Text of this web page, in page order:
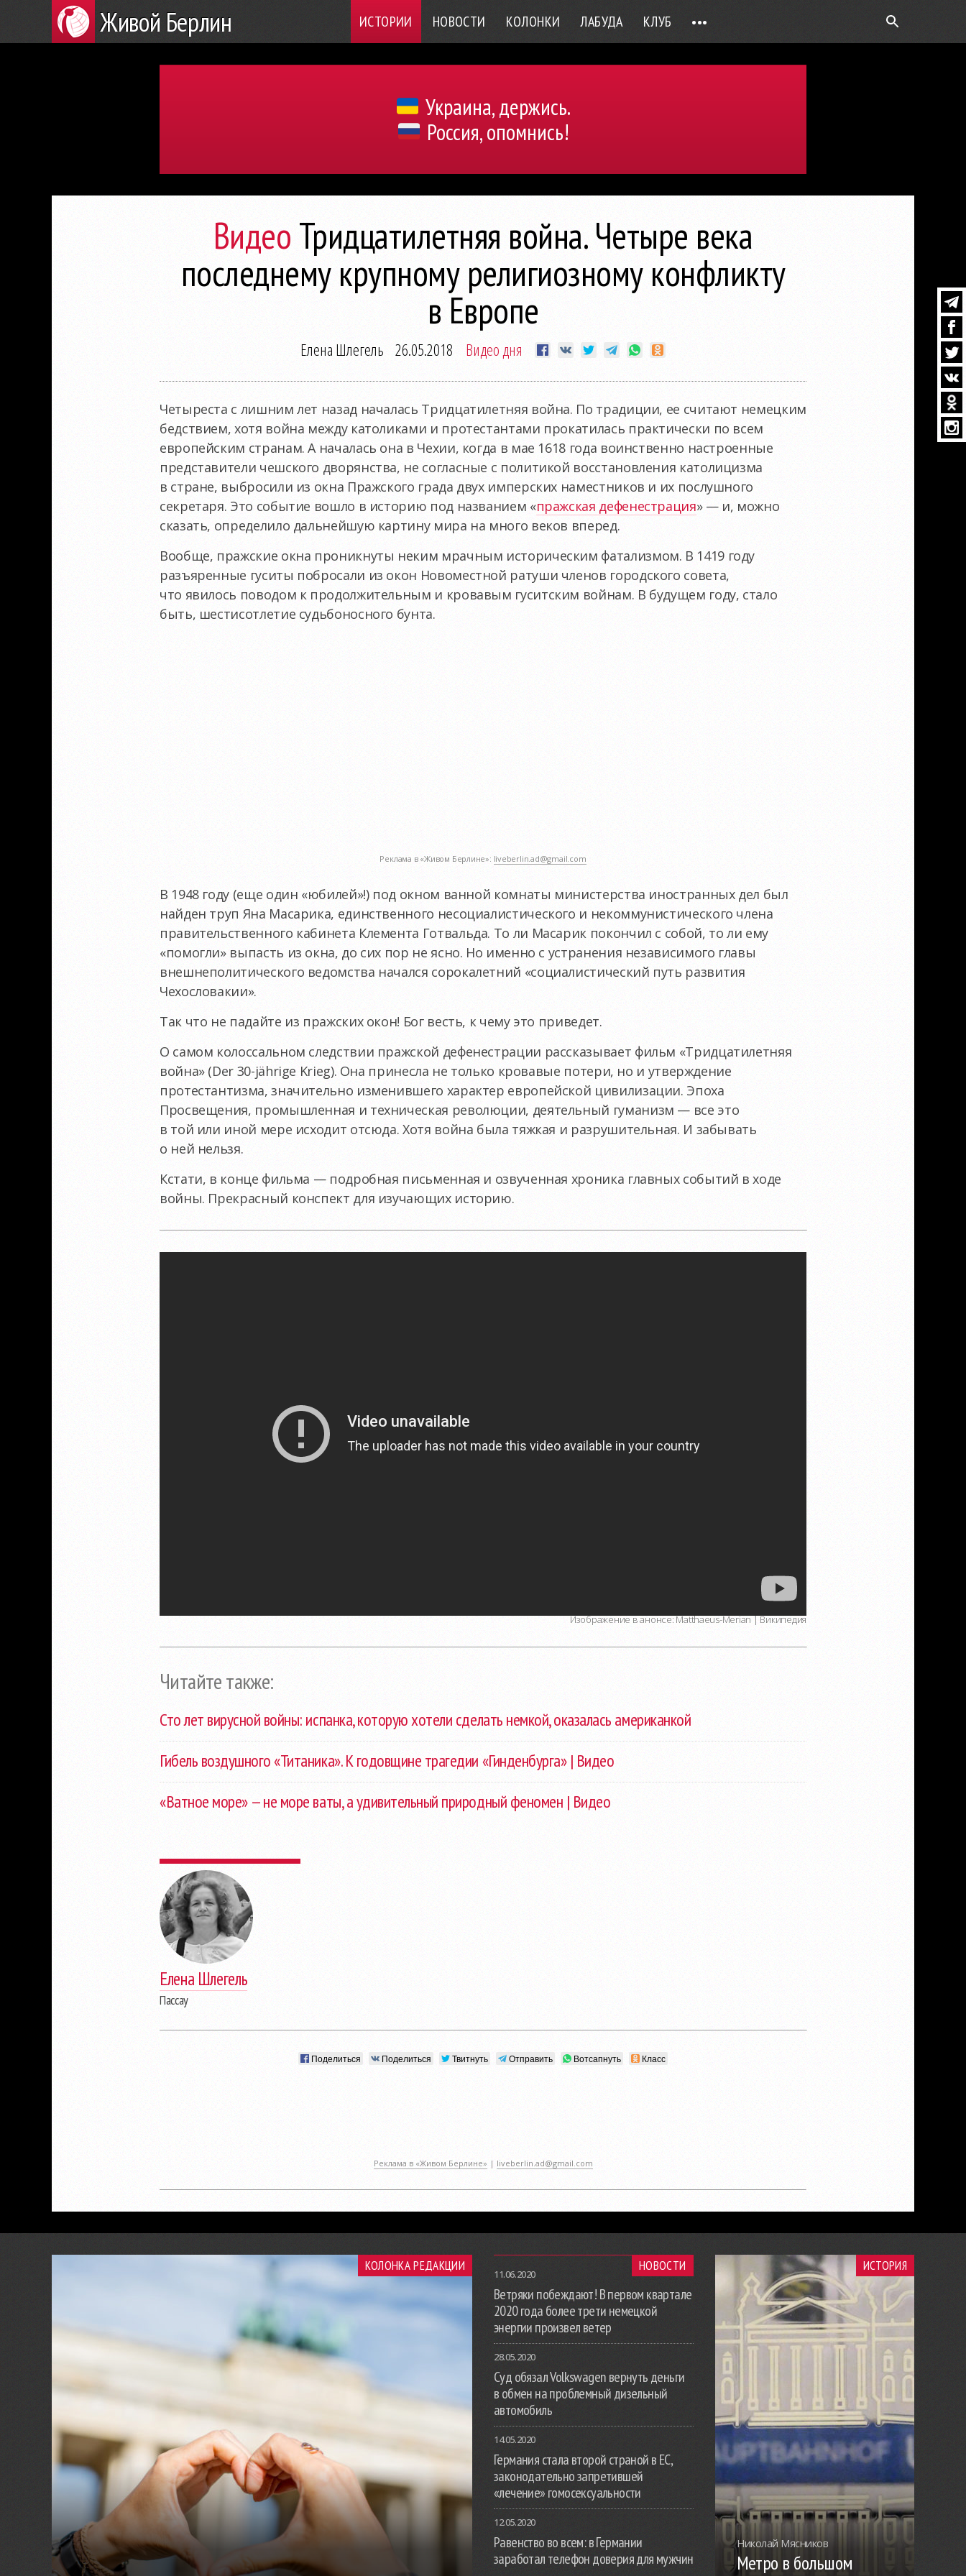
Живой Берлин ИСТОРИИ НОВОСТИ КОЛОНКИ ЛАБУДА КЛУБ •••
DEUTSCH
ВОЙТИ
Украина, держись.
Россия, опомнись!
Видео Тридцатилетняя война. Четыре века
последнему крупному религиозному конфликту
в Европе
Елена Шлегель 26.05.2018 Видео дня
Четыреста с лишним лет назад началась Тридцатилетняя война. По традиции, ее считают немецким
бедствием, хотя война между католиками и протестантами прокатилась практически по всем
европейским странам. А началась она в Чехии, когда в мае 1618 года воинственно настроенные
представители чешского дворянства, не согласные с политикой восстановления католицизма
в стране, выбросили из окна Пражского града двух имперских наместников и их послушного
секретаря. Это событие вошло в историю под названием «пражская дефенестрация» — и, можно
сказать, определило дальнейшую картину мира на много веков вперед.
Вообще, пражские окна проникнуты неким мрачным историческим фатализмом. В 1419 году
разъяренные гуситы побросали из окон Новоместной ратуши членов городского совета,
что явилось поводом к продолжительным и кровавым гуситским войнам. В будущем году, стало
быть, шестисотлетие судьбоносного бунта.
Реклама в «Живом Берлине»: liveberlin.ad@gmail.com
В 1948 году (еще один «юбилей»!) под окном ванной комнаты министерства иностранных дел был
найден труп Яна Масарика, единственного несоциалистического и некоммунистического члена
правительственного кабинета Клемента Готвальда. То ли Масарик покончил с собой, то ли ему
«помогли» выпасть из окна, до сих пор не ясно. Но именно с устранения независимого главы
внешнеполитического ведомства начался сорокалетний «социалистический путь развития
Чехословакии».
Так что не падайте из пражских окон! Бог весть, к чему это приведет.
О самом колоссальном следствии пражской дефенестрации рассказывает фильм «Тридцатилетняя
война» (Der 30-jährige Krieg). Она принесла не только кровавые потери, но и утверждение
протестантизма, значительно изменившего характер европейской цивилизации. Эпоха
Просвещения, промышленная и техническая революции, деятельный гуманизм — все это
в той или иной мере исходит отсюда. Хотя война была тяжкая и разрушительная. И забывать
о ней нельзя.
Кстати, в конце фильма — подробная письменная и озвученная хроника главных событий в ходе
войны. Прекрасный конспект для изучающих историю.
Изображение в анонсе: Matthaeus-Merian | Википедия
Читайте также:
Сто лет вирусной войны: испанка, которую хотели сделать немкой, оказалась американкой
Гибель воздушного «Титаника». К годовщине трагедии «Гинденбурга» | Видео
«Ватное море» — не море ваты, а удивительный природный феномен | Видео
Елена Шлегель
Пассау
Поделиться Поделиться Твитнуть Отправить Вотсапнуть Класс
Реклама в «Живом Берлине» | liveberlin.ad@gmail.com
КОЛОНКА РЕДАКЦИИ НОВОСТИ
11.06.2020
Ветряки побеждают! В первом квартале
2020 года более трети немецкой
энергии произвел ветер
28.05.2020
Суд обязал Volkswagen вернуть деньги
в обмен на проблемный дизельный
автомобиль
14.05.2020
Германия стала второй страной в ЕС,
законодательно запретившей
«лечение» гомосексуальности
12.05.2020
Равенство во всем: в Германии
заработал телефон доверия для мужчин
ИСТОРИЯ
Николай Мясников
Метро в большом